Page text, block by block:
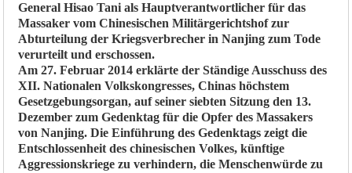
General Hisao Tani als Hauptverantwortlicher für das
Massaker vom Chinesischen Militärgerichtshof zur
Abturteilung der Kriegsverbrecher in Nanjing zum Tode
verurteilt und erschossen.
Am 27. Februar 2014 erklärte der Ständige Ausschuss des
XII. Nationalen Volkskongresses, Chinas höchstem
Gesetzgebungsorgan, auf seiner siebten Sitzung den 13.
Dezember zum Gedenktag für die Opfer des Massakers
von Nanjing. Die Einführung des Gedenktags zeigt die
Entschlossenheit des chinesischen Volkes, künftige
Aggressionskriege zu verhindern, die Menschenwürde zu